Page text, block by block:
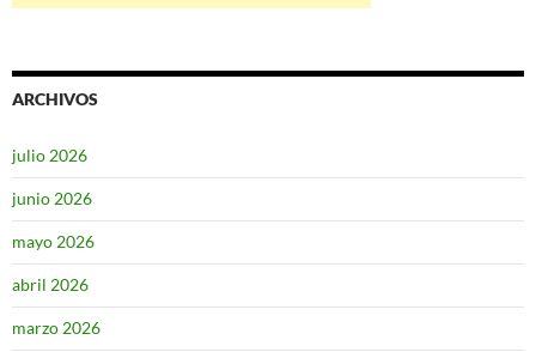
ARCHIVOS
julio 2026
junio 2026
mayo 2026
abril 2026
marzo 2026